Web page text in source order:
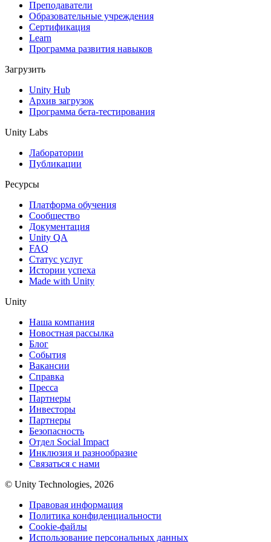
XR-игры
Запускайте XR-игры на разных платформах
Многопользовательские игры
Упрощенное создание многопользовательских игр
Преподаватели
Образовательные учреждения
Сертификация
Learn
Программа развития навыков
Загрузить
Unity Hub
Архив загрузок
Программа бета-тестирования
Unity Labs
Лаборатории
Публикации
Ресурсы
Платформа обучения
Сообщество
Документация
Unity QA
FAQ
Статус услуг
Истории успеха
Made with Unity
Unity
Наша компания
Новостная рассылка
Блог
События
Вакансии
Справка
Пресса
Партнеры
Инвесторы
Партнеры
Безопасность
Отдел Social Impact
Инклюзия и разнообразие
Связаться с нами
© Unity Technologies, 2026
Правовая информация
Политика конфиденциальности
Cookie-файлы
Использование персональных данных